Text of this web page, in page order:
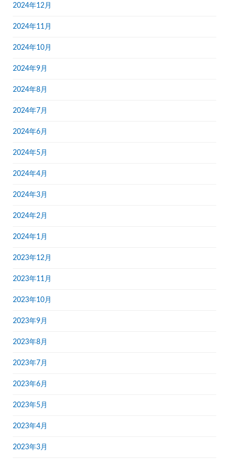
2024年12月
2024年11月
2024年10月
2024年9月
2024年8月
2024年7月
2024年6月
2024年5月
2024年4月
2024年3月
2024年2月
2024年1月
2023年12月
2023年11月
2023年10月
2023年9月
2023年8月
2023年7月
2023年6月
2023年5月
2023年4月
2023年3月